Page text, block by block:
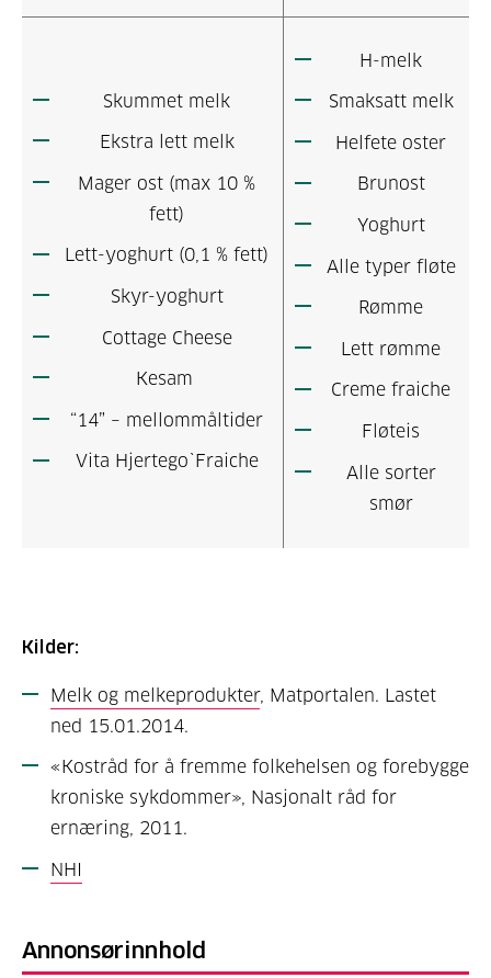
Skummet melk
Ekstra lett melk
Mager ost (max 10 %
fett)
Lett-yoghurt (0,1 % fett)
Skyr-yoghurt
Cottage Cheese
Kesam
“14” – mellommåltider
Vita Hjertego`Fraiche
H-melk
Smaksatt melk
Helfete oster
Brunost
Yoghurt
Alle typer fløte
Rømme
Lett rømme
Creme fraiche
Fløteis
Alle sorter
smør
Kilder:
Melk og melkeprodukter, Matportalen. Lastet
ned 15.01.2014.
«Kostråd for å fremme folkehelsen og forebygge
kroniske sykdommer», Nasjonalt råd for
ernæring, 2011.
NHI
Annonsørinnhold